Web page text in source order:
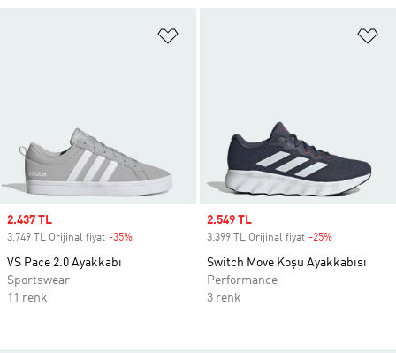
Sale price
2.437 TL
3.749 TL Orijinal fiyat -35%
VS Pace 2.0 Ayakkabı
Sportswear
11 renk
Sale price
2.549 TL
3.399 TL Orijinal fiyat -25%
Switch Move Koşu Ayakkabısı
Performance
3 renk